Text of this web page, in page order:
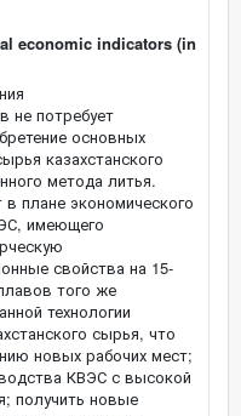
economic indicators (in
не потребует
основных
казахстанского
метода литья.
плане экономического
имеющего
свойства на 15-
того же
технологии
сырья, что
новых рабочих мест;
КВЭС с высокой
получить новые